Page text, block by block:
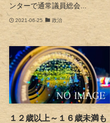
ンターで通常議員総会...
2021-06-25 政治
１２歳以上～１６歳未満も